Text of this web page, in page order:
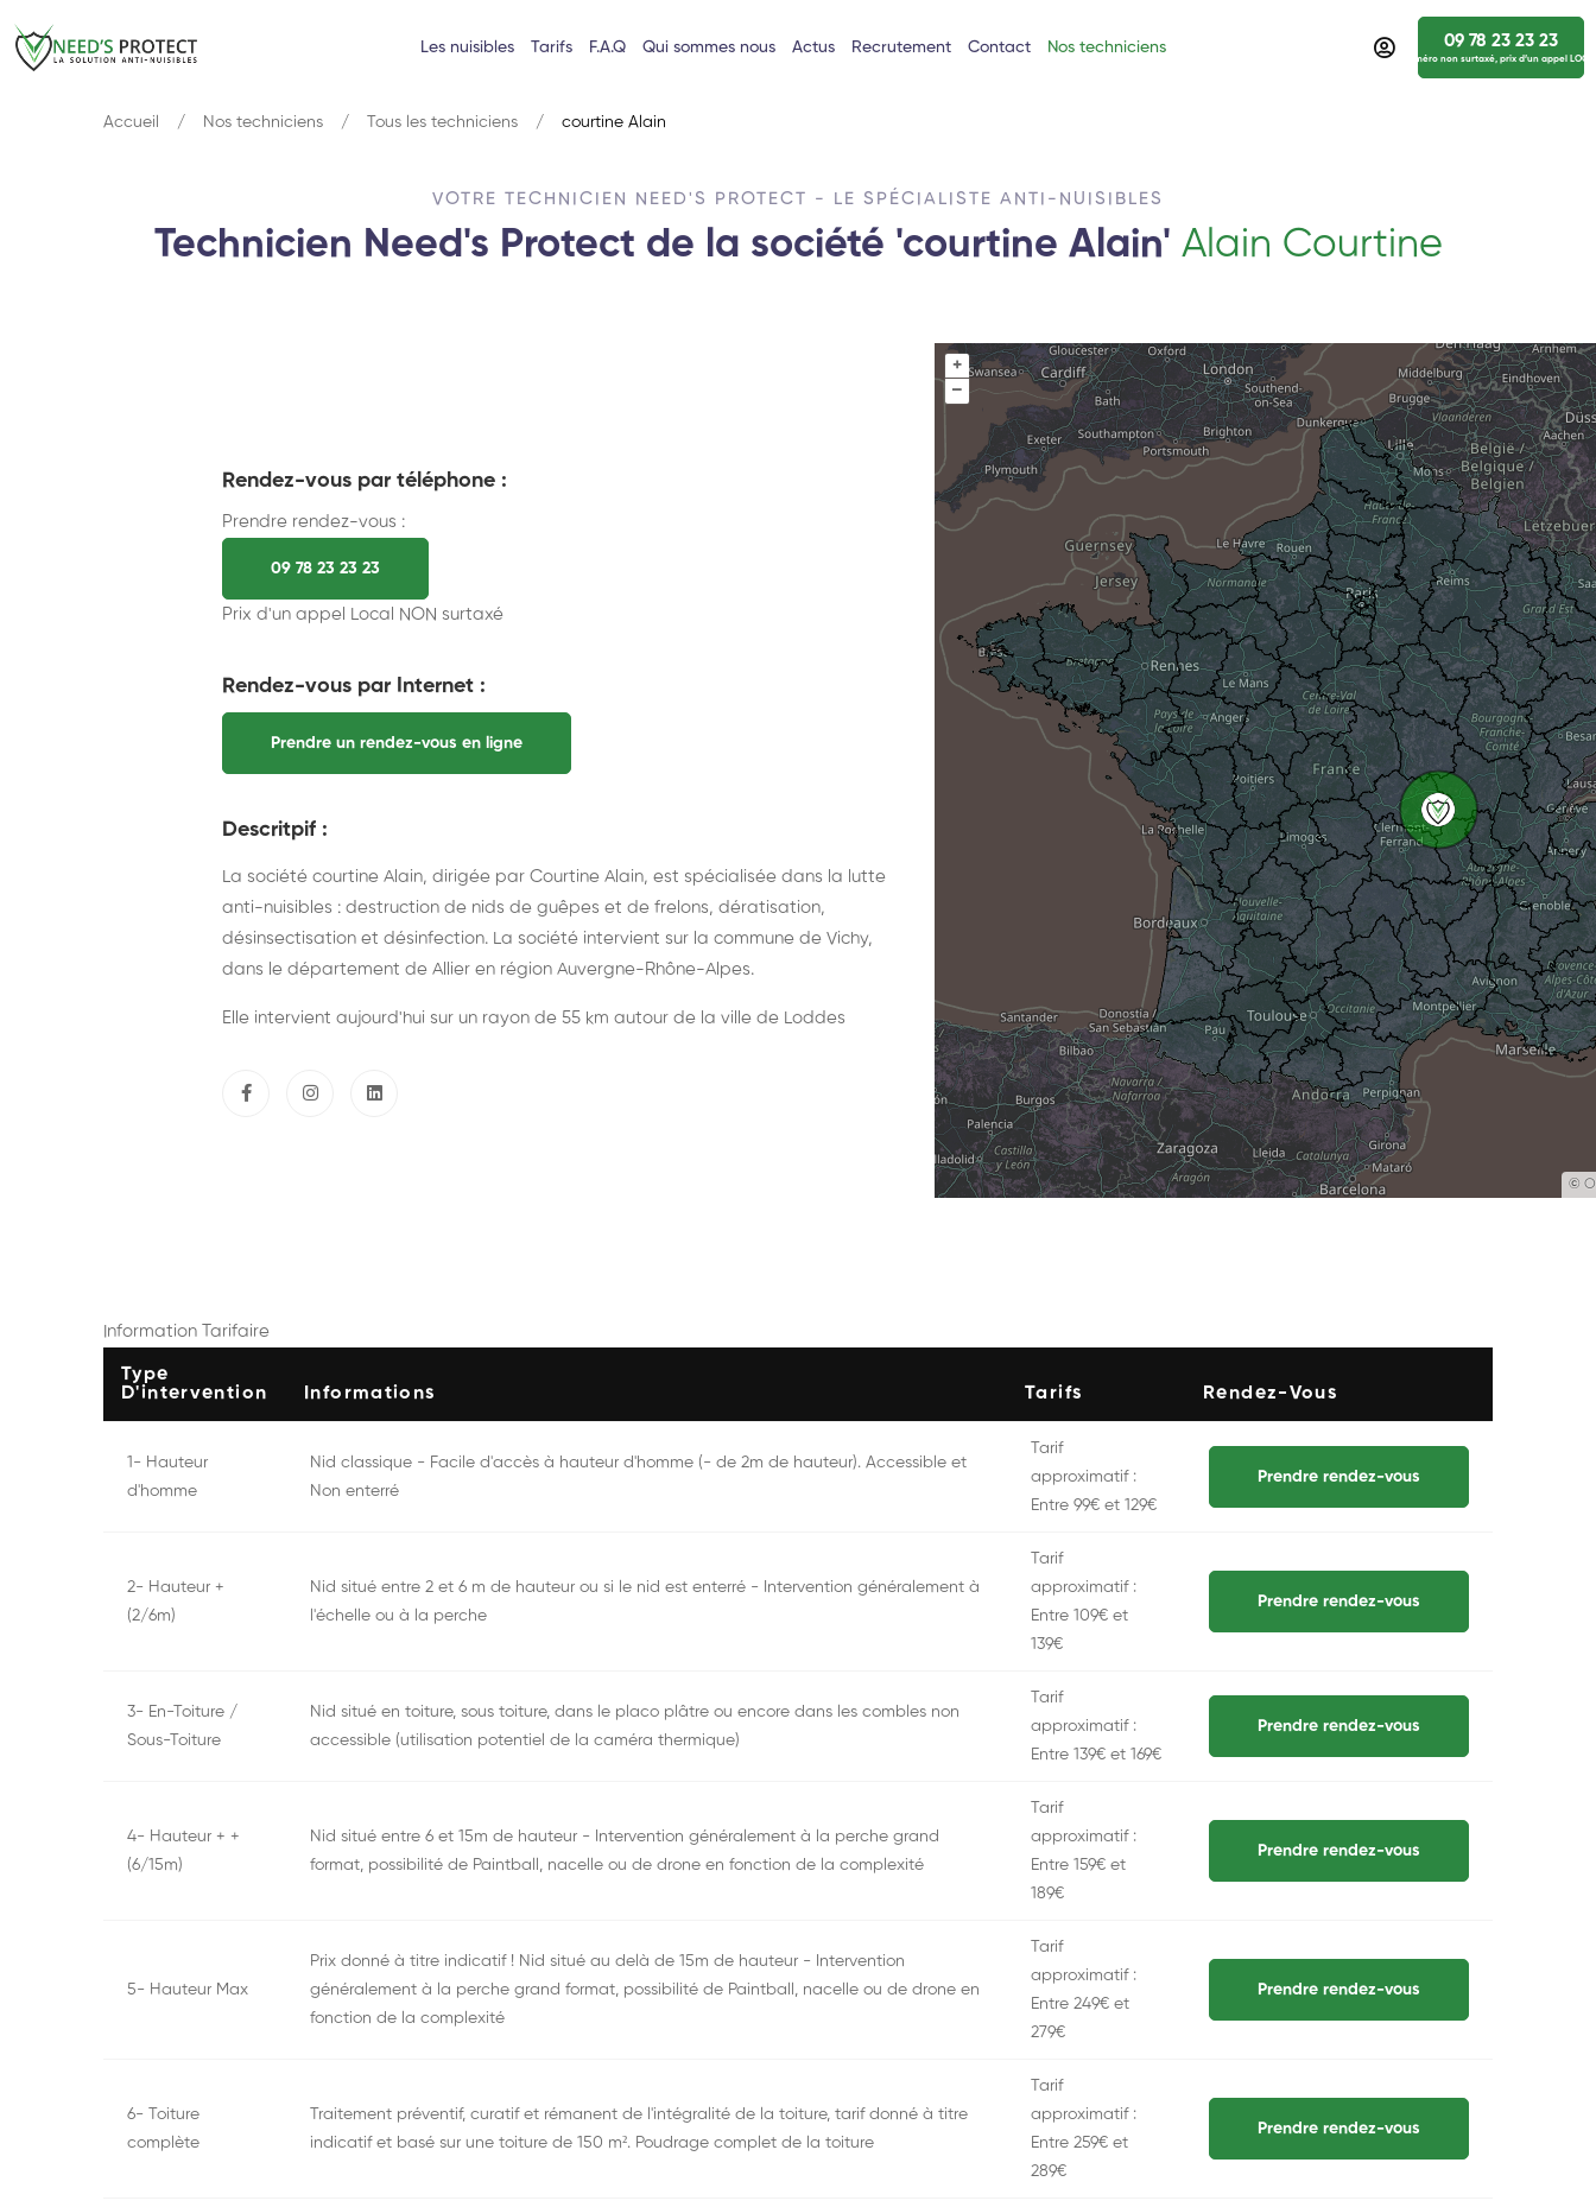
Les nuisibles Tarifs F.A.Q Qui sommes nous Actus Recrutement Contact Nos techniciens 09 78 23 23 23
numéro non surtaxé, prix d’un appel
Accueil Nos techniciens Tous les techniciens courtine Alain
VOTRE TECHNICIEN NEED'S PROTECT - LE SPÉCIALISTE ANTI-NUISIBLES
Technicien Need's Protect de la société 'courtine Alain' Alain Courtine
Rendez-vous par téléphone :
Prendre rendez-vous :
09 78 23 23 23
Prix d'un appel Local NON surtaxé
Rendez-vous par Internet :
Prendre un rendez-vous en ligne
Descritpif :
La société courtine Alain, dirigée par Courtine Alain, est spécialisée dans la lutte
anti-nuisibles : destruction de nids de guêpes et de frelons, dératisation,
désinsectisation et désinfection. La société intervient sur la commune de Vichy,
dans le département de Allier en région Auvergne-Rhône-Alpes.
Elle intervient aujourd'hui sur un rayon de 55 km autour de la ville de Loddes
+
–
©
Information Tarifaire
Type
D'intervention
Informations Tarifs Rendez-Vous
1- Hauteur
d'homme
Nid classique - Facile d'accès à hauteur d'homme (- de 2m de hauteur). Accessible et
Non enterré
Tarif
approximatif :
Entre 99€ et 129€
Prendre rendez-vous
2- Hauteur +
(2/6m)
Nid situé entre 2 et 6 m de hauteur ou si le nid est enterré - Intervention généralement à
l'échelle ou à la perche
Tarif
approximatif :
Entre 109€ et
139€
Prendre rendez-vous
3- En-Toiture /
Sous-Toiture
Nid situé en toiture, sous toiture, dans le placo plâtre ou encore dans les combles non
accessible (utilisation potentiel de la caméra thermique)
Tarif
approximatif :
Entre 139€ et 169€
Prendre rendez-vous
4- Hauteur + +
(6/15m)
Nid situé entre 6 et 15m de hauteur - Intervention généralement à la perche grand
format, possibilité de Paintball, nacelle ou de drone en fonction de la complexité
Tarif
approximatif :
Entre 159€ et
189€
Prendre rendez-vous
5- Hauteur Max
Prix donné à titre indicatif ! Nid situé au delà de 15m de hauteur - Intervention
généralement à la perche grand format, possibilité de Paintball, nacelle ou de drone en
fonction de la complexité
Tarif
approximatif :
Entre 249€ et
279€
Prendre rendez-vous
6- Toiture
complète
Traitement préventif, curatif et rémanent de l'intégralité de la toiture, tarif donné à titre
indicatif et basé sur une toiture de 150 m². Poudrage complet de la toiture
Tarif
approximatif :
Entre 259€ et
289€
Prendre rendez-vous